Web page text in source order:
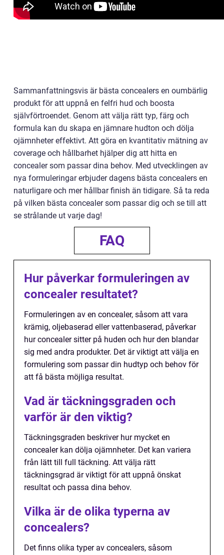
Sammanfattningsvis är bästa concealers en oumbärlig
produkt för att uppnå en felfri hud och boosta
självförtroendet. Genom att välja rätt typ, färg och
formula kan du skapa en jämnare hudton och dölja
ojämnheter effektivt. Att göra en kvantitativ mätning av
coverage och hållbarhet hjälper dig att hitta en
concealer som passar dina behov. Med utvecklingen av
nya formuleringar erbjuder dagens bästa concealers en
naturligare och mer hållbar finish än tidigare. Så ta reda
på vilken bästa concealer som passar dig och se till att
se strålande ut varje dag!
FAQ
Hur påverkar formuleringen av
concealer resultatet?
Formuleringen av en concealer, såsom att vara
krämig, oljebaserad eller vattenbaserad, påverkar
hur concealer sitter på huden och hur den blandar
sig med andra produkter. Det är viktigt att välja en
formulering som passar din hudtyp och behov för
att få bästa möjliga resultat.
Vad är täckningsgraden och
varför är den viktig?
Täckningsgraden beskriver hur mycket en
concealer kan dölja ojämnheter. Det kan variera
från lätt till full täckning. Att välja rätt
täckningsgrad är viktigt för att uppnå önskat
resultat och passa dina behov.
Vilka är de olika typerna av
concealers?
Det finns olika typer av concealers, såsom